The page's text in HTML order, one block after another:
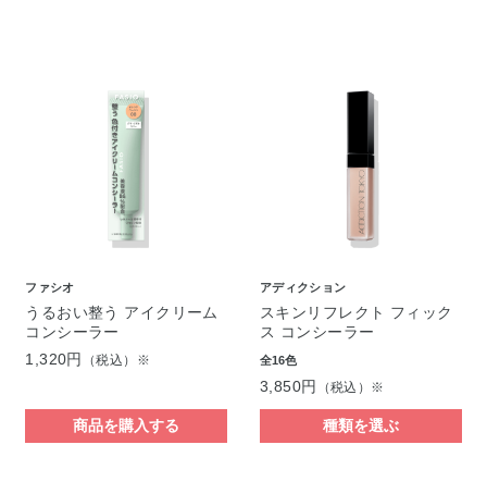
ファシオ
うるおい整う アイクリーム
コンシーラー
1,320円
（税込）※
商品を購入する
アディクション
スキンリフレクト フィック
ス コンシーラー
全16色
3,850円 （税込）※
種類を選ぶ